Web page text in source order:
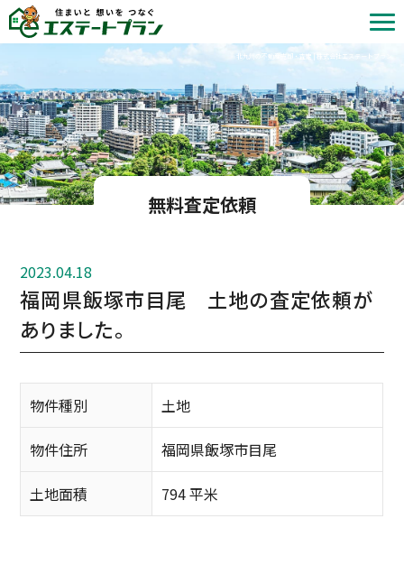
北九州の不動産売却・査定 | 株式会社エステートプラン
無料査定依頼
2023.04.18
福岡県飯塚市目尾 土地の査定依頼が
ありました。
物件種別 土地
物件住所 福岡県飯塚市目尾
土地面積 794 平米